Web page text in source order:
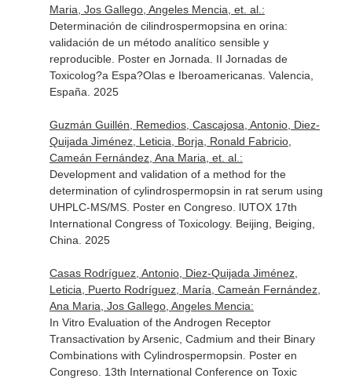
Maria, Jos Gallego, Angeles Mencia, et. al.:
Determinación de cilindrospermopsina en orina:
validación de un método analítico sensible y
reproducible. Poster en Jornada. II Jornadas de
Toxicolog?a Espa?Olas e Iberoamericanas. Valencia,
España. 2025
Guzmán Guillén, Remedios, Cascajosa, Antonio, Diez-
Quijada Jiménez, Leticia, Borja, Ronald Fabricio,
Cameán Fernández, Ana Maria, et. al.:
Development and validation of a method for the
determination of cylindrospermopsin in rat serum using
UHPLC-MS/MS. Poster en Congreso. lUTOX 17th
International Congress of Toxicology. Beijing, Beiging,
China. 2025
Casas Rodríguez, Antonio, Diez-Quijada Jiménez,
Leticia, Puerto Rodríguez, María, Cameán Fernández,
Ana Maria, Jos Gallego, Angeles Mencia:
In Vitro Evaluation of the Androgen Receptor
Transactivation by Arsenic, Cadmium and their Binary
Combinations with Cylindrospermopsin. Poster en
Congreso. 13th International Conference on Toxic